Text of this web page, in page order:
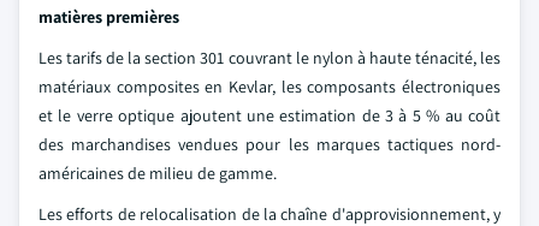
matières premières
Les tarifs de la section 301 couvrant le nylon à haute ténacité, les
matériaux composites en Kevlar, les composants électroniques
et le verre optique ajoutent une estimation de 3 à 5 % au coût
des marchandises vendues pour les marques tactiques nord-
américaines de milieu de gamme.
Les efforts de relocalisation de la chaîne d'approvisionnement, y